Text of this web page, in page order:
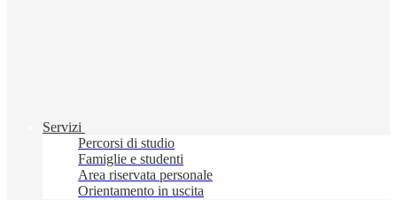
Servizi
Percorsi di studio
Famiglie e studenti
Area riservata personale
Orientamento in uscita